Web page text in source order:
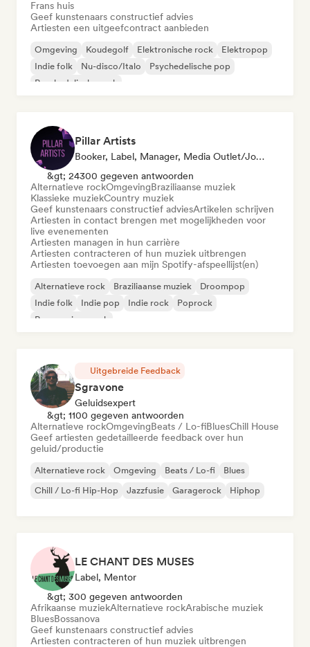
Frans huis
Geef kunstenaars constructief advies
Artiesten een uitgeefcontract aanbieden
Omgeving Koudegolf Elektronische rock
Elektropop
Indie folk
Nu-disco/Italo
Psychedelische pop
Psychedelische rock
Pillar Artists
Booker, Label, Manager, Media Outlet/Journalist, Mentor, Afspeellijst Curator
&gt; 24300 gegeven antwoorden
Alternatieve rockOmgevingBraziliaanse muziek
Klassieke muziekCountry muziek
Geef kunstenaars constructief adviesArtikelen schrijven
Artiesten in contact brengen met mogelijkheden voor
live evenementen
Artiesten managen in hun carrière
Artiesten contracteren of hun muziek uitbrengen
Artiesten toevoegen aan mijn Spotify-afspeellijst(en)
Alternatieve rock Braziliaanse muziek
Droompop
Indie folk
Indie pop Indie rock
Poprock
Progressieve rock
Uitgebreide Feedback
Sgravone
Geluidsexpert
&gt; 1100 gegeven antwoorden
Alternatieve rockOmgevingBeats / Lo-fiBluesChill House
Geef artiesten gedetailleerde feedback over hun
geluid/productie
Alternatieve rock Omgeving Beats / Lo-fi
Blues
Chill / Lo-fi Hip-Hop
Jazzfusie Garagerock Hiphop
LE CHANT DES MUSES
Label, Mentor
&gt; 300 gegeven antwoorden
Afrikaanse muziekAlternatieve rockArabische muziek
BluesBossanova
Geef kunstenaars constructief advies
Artiesten contracteren of hun muziek uitbrengen